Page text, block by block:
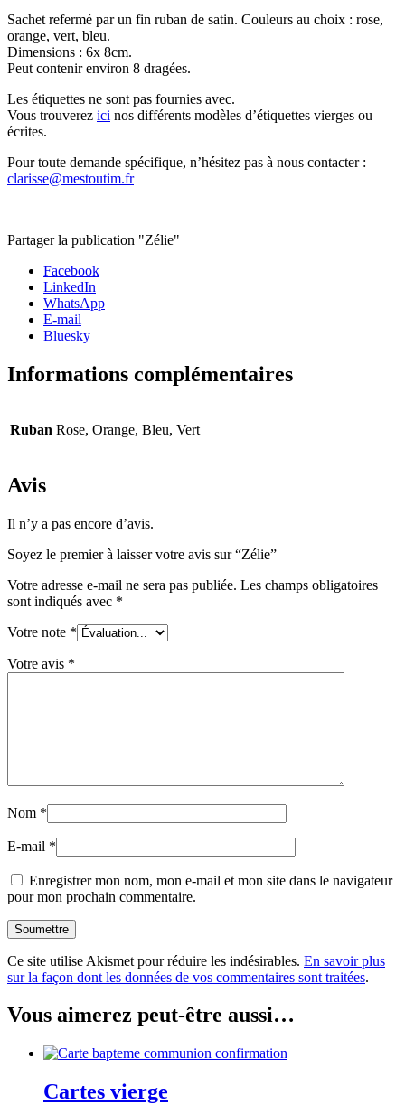
Sachet refermé par un fin ruban de satin. Couleurs au choix : rose,
orange, vert, bleu.
Dimensions : 6x 8cm.
Peut contenir environ 8 dragées.
Les étiquettes ne sont pas fournies avec.
Vous trouverez ici nos différents modèles d’étiquettes vierges ou
écrites.
Pour toute demande spécifique, n’hésitez pas à nous contacter :
clarisse@mestoutim.fr
Partager la publication "Zélie"
Facebook
LinkedIn
WhatsApp
E-mail
Bluesky
Informations complémentaires
Ruban Rose, Orange, Bleu, Vert
Avis
Il n’y a pas encore d’avis.
Soyez le premier à laisser votre avis sur “Zélie”
Votre adresse e-mail ne sera pas publiée. Les champs obligatoires
sont indiqués avec *
Votre note *
Votre avis *
Nom *
E-mail *
Enregistrer mon nom, mon e-mail et mon site dans le navigateur
pour mon prochain commentaire.
Ce site utilise Akismet pour réduire les indésirables. En savoir plus
sur la façon dont les données de vos commentaires sont traitées.
Vous aimerez peut-être aussi…
Cartes vierge